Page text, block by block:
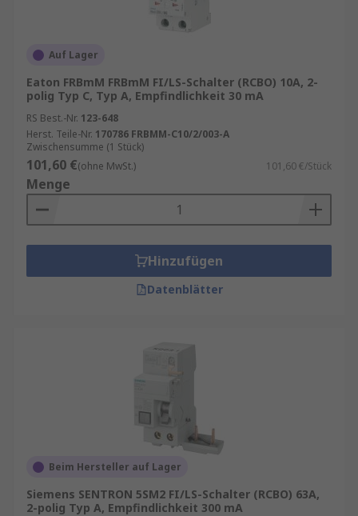
Auf Lager
Eaton FRBmM FRBmM FI/LS-Schalter (RCBO) 10A, 2-
polig Typ C, Typ A, Empfindlichkeit 30 mA
RS Best.-Nr. 123-648
Herst. Teile-Nr. 170786 FRBMM-C10/2/003-A
Zwischensumme (1 Stück)
101,60 €(ohne MwSt.) 101,60 €/Stück
Menge
Hinzufügen
Datenblätter
Beim Hersteller auf Lager
Siemens SENTRON 5SM2 FI/LS-Schalter (RCBO) 63A,
2-polig Typ A, Empfindlichkeit 300 mA